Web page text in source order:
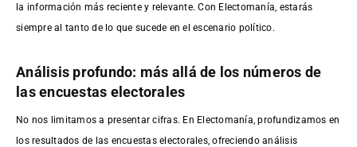
la información más reciente y relevante. Con Electomanía, estarás
siempre al tanto de lo que sucede en el escenario político.
Análisis profundo: más allá de los números de
las encuestas electorales
No nos limitamos a presentar cifras. En Electomanía, profundizamos en
los resultados de las encuestas electorales, ofreciendo análisis